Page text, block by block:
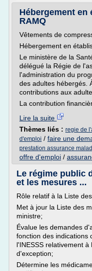
Hébergement en
RAMQ
Vêtements de
Hébergement en
Le ministère de la
délégué la Régie de
l'administration du
des adultes hébergés.
contributions aux
La contribution
Lire la suite
Thèmes liés : regie de
d'emploi / faire une
prestation assurance
offre d'emploi /
Le régime public
et les mesures ...
Rôle relatif à la Liste
Met à jour la Liste des
ministre;
Évalue les demandes
fonction des indications
l'INESSS relativement
d'exception;
Détermine les